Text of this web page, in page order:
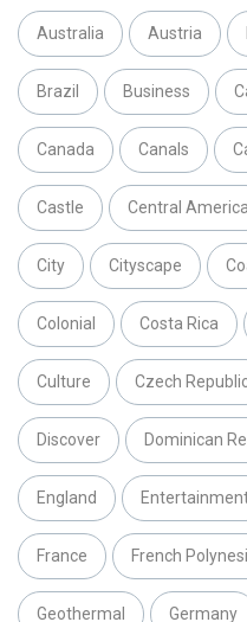
Australia Austria
Brazil Business
Canada Canals
Castle Central America
City Cityscape
Colonial Costa Rica
Culture Czech
Discover Dominican
England
France French
Geothermal Germany